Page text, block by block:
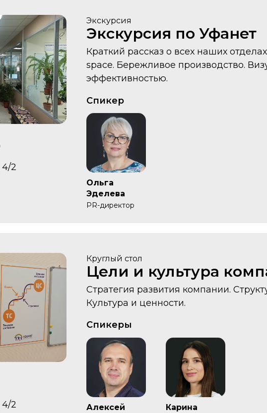
Спикер
Краткий рассказ о всех наших
spaсe. Бережливое производство.
эффективностью.
4/2
Экскурсия по Уфанет
Экскурсия
Ольга
Эделева
PR-директор
Спикеры
Стратегия развития компании.
Культура и ценности.
4/2
Цели и культура
Круглый стол
Карина
Алексей